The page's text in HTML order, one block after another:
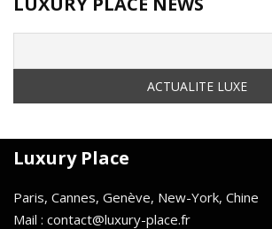
Luxury Place
Paris, Cannes, Genève, New-York, Chine
Mail : contact@luxury-place.fr